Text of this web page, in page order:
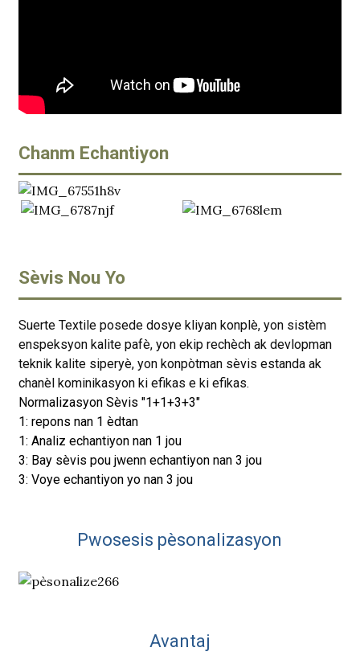
Chanm Echantiyon
Sèvis Nou Yo
Suerte Textile posede dosye kliyan konplè, yon sistèm
enspeksyon kalite pafè, yon ekip rechèch ak devlopman
teknik kalite siperyè, yon konpòtman sèvis estanda ak
chanèl kominikasyon ki efikas e ki efikas.
Normalizasyon Sèvis "1+1+3+3"
1: repons nan 1 èdtan
1: Analiz echantiyon nan 1 jou
3: Bay sèvis pou jwenn echantiyon nan 3 jou
3: Voye echantiyon yo nan 3 jou
Pwosesis pèsonalizasyon
Avantaj